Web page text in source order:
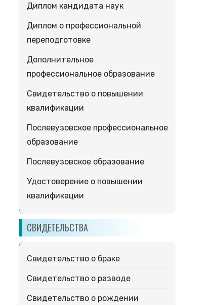
Диплом кандидата наук
Диплом о профессиональной
переподготовке
Дополнительное
профессиональное образование
Свидетельство о повышении
квалификации
Послевузовское профессиональное
образование
Послевузовское образование
Удостоверение о повышении
квалификации
СВИДЕТЕЛЬСТВА
Свидетельство о браке
Свидетельство о разводе
Свидетельство о рождении